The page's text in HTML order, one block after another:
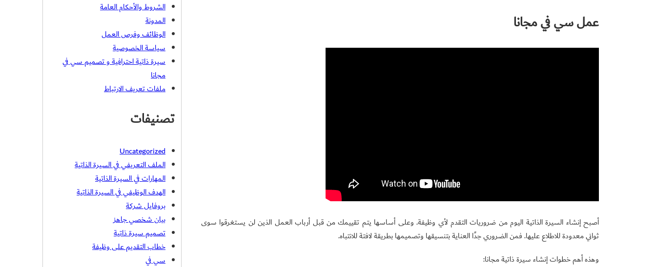
عمل سي في مجانا
أصبح إنشاء السيرة الذاتية اليوم من ضروريات التقدم لأي وظيفة. وعلى أساسها يتم تقييمك من قبل أرباب العمل الذين لن يستغرقوا سوى
ثواني معدودة للاطلاع عليها. فمن الضروري جدًا العناية بتنسيقها وتصميمها بطريقة لافتة للانتباه.
وهذه أهم خطوات إنشاء سيرة ذاتية مجانا:
الشروط والأحكام العامة
المدونة
الوظائف وفرص العمل
سياسة الخصوصية
سيرة ذاتية احترافية و تصميم سي في
مجانا
ملفات تعريف الارتباط
تصنيفات
Uncategorized
الملف التعريفي في السيرة الذاتية
المهارات في السيرة الذاتية
الهدف الوظيفي في السيرة الذاتية
بروفايل شركة
بيان شخصي جاهز
تصميم سيرة ذاتية
خطاب التقديم على وظيفة
سي في